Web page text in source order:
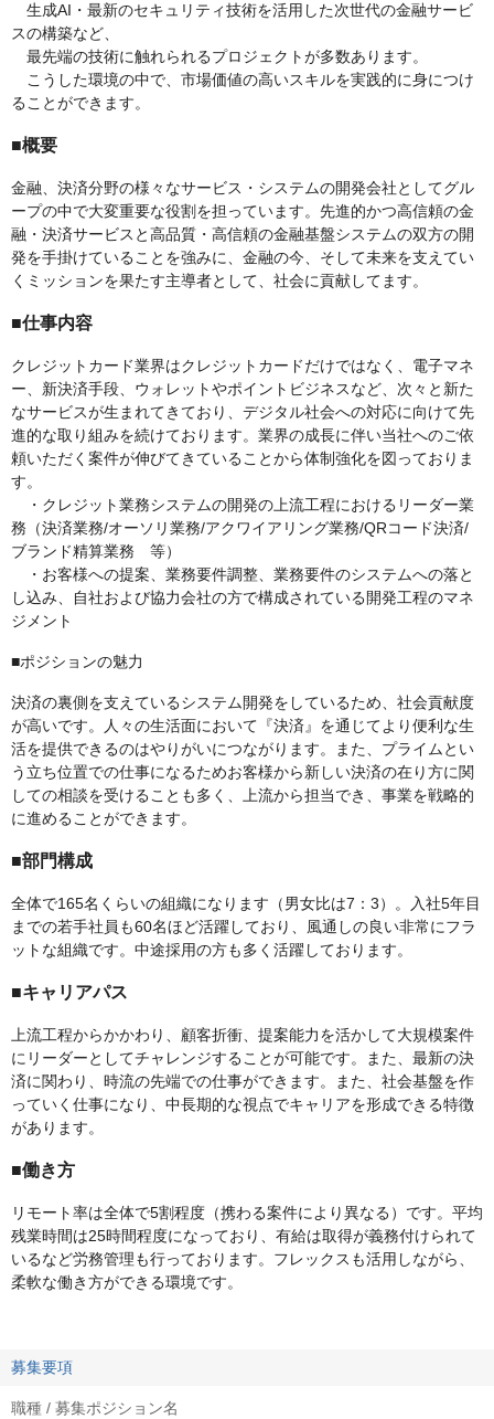
生成AI・最新のセキュリティ技術を活用した次世代の金融サービ
スの構築など、
最先端の技術に触れられるプロジェクトが多数あります。
こうした環境の中で、市場価値の高いスキルを実践的に身につけ
ることができます。
■概要
金融、決済分野の様々なサービス・システムの開発会社としてグル
ープの中で大変重要な役割を担っています。先進的かつ高信頼の金
融・決済サービスと高品質・高信頼の金融基盤システムの双方の開
発を手掛けていることを強みに、金融の今、そして未来を支えてい
くミッションを果たす主導者として、社会に貢献してます。
■仕事内容
クレジットカード業界はクレジットカードだけではなく、電子マネ
ー、新決済手段、ウォレットやポイントビジネスなど、次々と新た
なサービスが生まれてきており、デジタル社会への対応に向けて先
進的な取り組みを続けております。業界の成長に伴い当社へのご依
頼いただく案件が伸びてきていることから体制強化を図っておりま
す。
・クレジット業務システムの開発の上流工程におけるリーダー業
務（決済業務/オーソリ業務/アクワイアリング業務/QRコード決済/
ブランド精算業務 等）
・お客様への提案、業務要件調整、業務要件のシステムへの落と
し込み、自社および協力会社の方で構成されている開発工程のマネ
ジメント
■ポジションの魅力
決済の裏側を支えているシステム開発をしているため、社会貢献度
が高いです。人々の生活面において『決済』を通じてより便利な生
活を提供できるのはやりがいにつながります。また、プライムとい
う立ち位置での仕事になるためお客様から新しい決済の在り方に関
しての相談を受けることも多く、上流から担当でき、事業を戦略的
に進めることができます。
■部門構成
全体で165名くらいの組織になります（男女比は7：3）。入社5年目
までの若手社員も60名ほど活躍しており、風通しの良い非常にフラ
ットな組織です。中途採用の方も多く活躍しております。
■キャリアパス
上流工程からかかわり、顧客折衝、提案能力を活かして大規模案件
にリーダーとしてチャレンジすることが可能です。また、最新の決
済に関わり、時流の先端での仕事ができます。また、社会基盤を作
っていく仕事になり、中長期的な視点でキャリアを形成できる特徴
があります。
■働き方
リモート率は全体で5割程度（携わる案件により異なる）です。平均
残業時間は25時間程度になっており、有給は取得が義務付けられて
いるなど労務管理も行っております。フレックスも活用しながら、
柔軟な働き方ができる環境です。
募集要項
職種 / 募集ポジション名